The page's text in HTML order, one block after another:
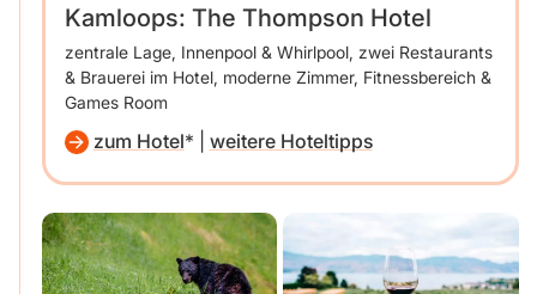
Kamloops: The Thompson Hotel
zentrale Lage, Innenpool & Whirlpool, zwei Restaurants
& Brauerei im Hotel, moderne Zimmer, Fitnessbereich &
Games Room
zum Hotel weitere Hoteltipps